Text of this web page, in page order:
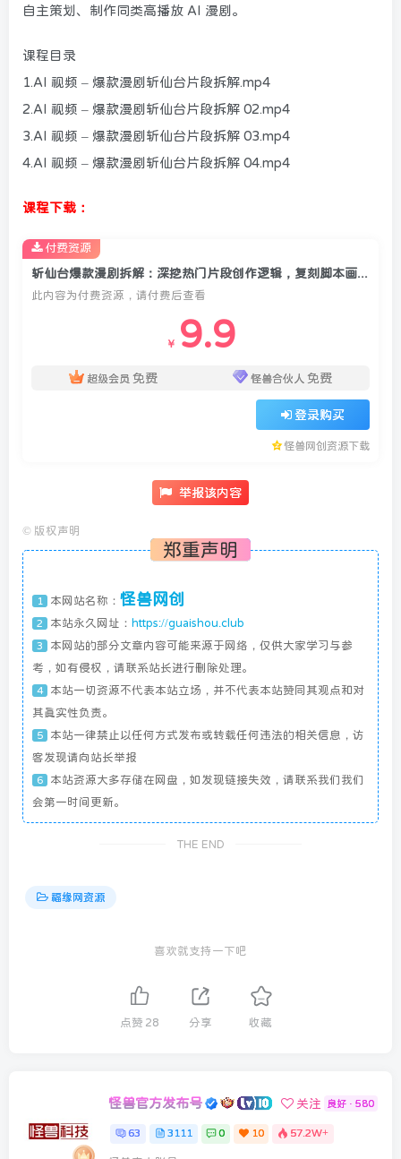
自主策划、制作同类高播放 AI 漫剧。
课程目录
1.AI 视频 – 爆款漫剧斩仙台片段拆解.mp4
2.AI 视频 – 爆款漫剧斩仙台片段拆解 02.mp4
3.AI 视频 – 爆款漫剧斩仙台片段拆解 03.mp4
4.AI 视频 – 爆款漫剧斩仙台片段拆解 04.mp4
课程下载：
此内容为付费资源，请付费后查看
￥ 9.9
超级会员 免费 怪兽合伙人 免费
登录购买
怪兽网创资源下载
付费资源
举报该内容
© 版权声明
郑重声明
1 本网站名称： 怪兽网创
2 本站永久网址： https://guaishou.club
3
本网站的部分文章内容可能来源于网络，仅供大家学习与参
考，如有侵权，请联系站长进行删除处理。
4
本站一切资源不代表本站立场，并不代表本站赞同其观点和对
其真实性负责。
5
本站一律禁止以任何方式发布或转载任何违法的相关信息，访
客发现请向站长举报
6
本站资源大多存储在网盘，如发现链接失效，请联系我们我们
会第一时间更新。
THE END
福缘网资源
喜欢就支持一下吧
点赞 28 分享 收藏
怪兽官方发布号 关注 良好 · 580
63 3111 0 10 57.2W+